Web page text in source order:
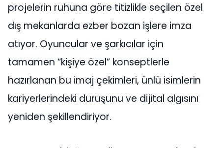
projelerin ruhuna göre titizlikle seçilen özel
dış mekanlarda ezber bozan işlere imza
atıyor. Oyuncular ve şarkıcılar için
tamamen “kişiye özel” konseptlerle
hazırlanan bu imaj çekimleri, ünlü isimlerin
kariyerlerindeki duruşunu ve dijital algısını
yeniden şekillendiriyor.